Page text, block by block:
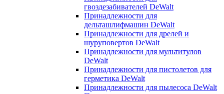
гвоздезабивателей DeWalt
Принадлежности для
дельташлифмашин DeWalt
Принадлежности для дрелей и
шуруповертов DeWalt
Принадлежности для мультитулов
DeWalt
Принадлежности для пистолетов для
герметика DeWalt
Принадлежности для пылесоса DeWalt